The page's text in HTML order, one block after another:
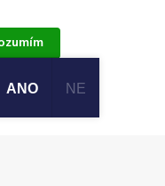
zde
ANO NE